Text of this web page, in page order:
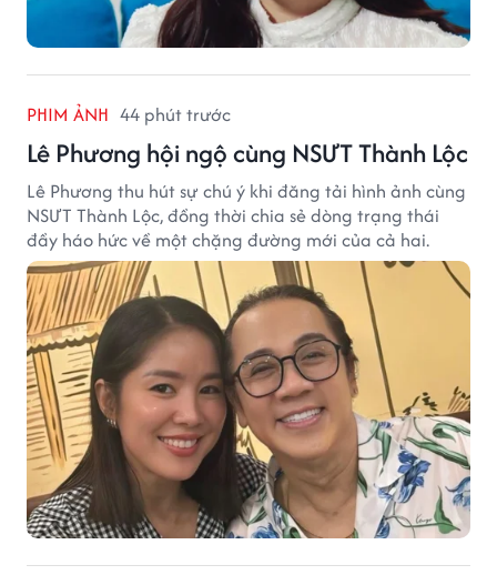
PHIM ẢNH 44 phút trước
Lê Phương hội ngộ cùng NSƯT Thành Lộc
Lê Phương thu hút sự chú ý khi đăng tải hình ảnh cùng
NSƯT Thành Lộc, đồng thời chia sẻ dòng trạng thái
đầy háo hức về một chặng đường mới của cả hai.